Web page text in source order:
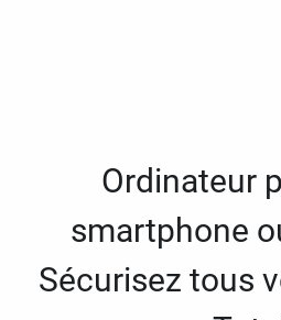
Ordinateur
smartphone
Sécurisez tous